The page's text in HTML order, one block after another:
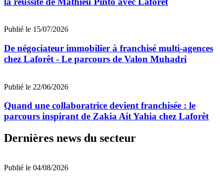
Publié le 15/07/2026
De négociateur immobilier à franchisé multi-agences
chez Laforêt - Le parcours de Valon Muhadri
Publié le 22/06/2026
Quand une collaboratrice devient franchisée : le
parcours inspirant de Zakia Ait Yahia chez Laforêt
Dernières news du secteur
Publié le 04/08/2026